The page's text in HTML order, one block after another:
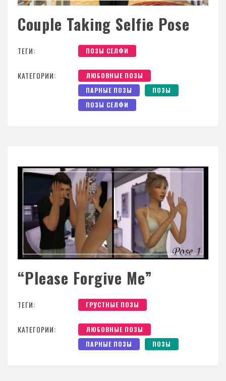
Couple Taking Selfie Pose
ТЕГИ: ПОЗЫ СЕЛФИ
КАТЕГОРИИ:
ЛЮБОВНЫЕ ПОЗЫ
ПАРНЫЕ ПОЗЫ
ПОЗЫ
ПОЗЫ СЕЛФИ
“Please Forgive Me”
ТЕГИ: ГРУСТНЫЕ ПОЗЫ
КАТЕГОРИИ:
ЛЮБОВНЫЕ ПОЗЫ
ПАРНЫЕ ПОЗЫ
ПОЗЫ